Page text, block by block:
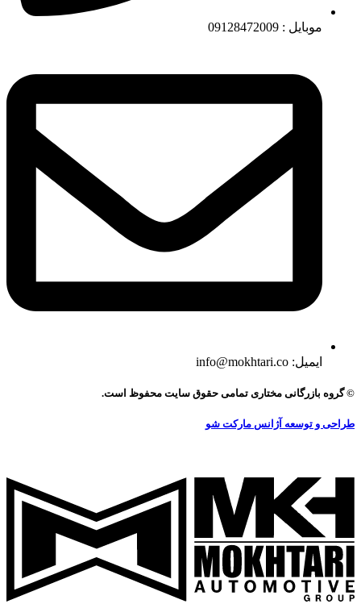
موبایل : 09128472009
ایمیل: info@mokhtari.co
© گروه بازرگانی مختاری تمامی حقوق سایت محفوظ است.
طراحی و توسعه آژانس مارکت شو